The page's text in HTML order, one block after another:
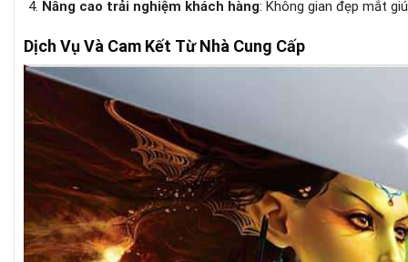
Nâng cao trải nghiệm khách hàng: Không gian đẹp mắt
Dịch Vụ Và Cam Kết Từ Nhà Cung Cấp